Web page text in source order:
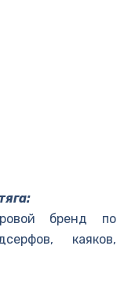
бренд по
каяков,